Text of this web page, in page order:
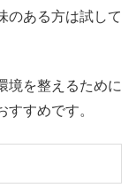
のある方は試して
境を整えるために
すめです。